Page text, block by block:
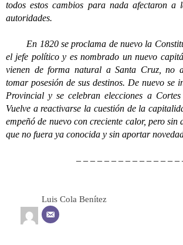
todos estos cambios para nada afectaron a
autoridades.
En 1820 se proclama de nuevo la
el jefe político y es nombrado un nuevo
vienen de forma natural a Santa Cruz, no
tomar posesión de sus destinos. De nuevo se
Provincial y se celebran elecciones a
Vuelve a reactivarse la cuestión de la
empeñó de nuevo con creciente calor, pero
que no fuera ya conocida y sin aportar
– – – – – – – – – – – – – – –
Luis Cola Benítez